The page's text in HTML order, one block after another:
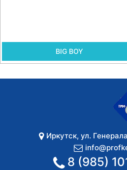
BIG BOY
Иркутск, ул.
8 (985)